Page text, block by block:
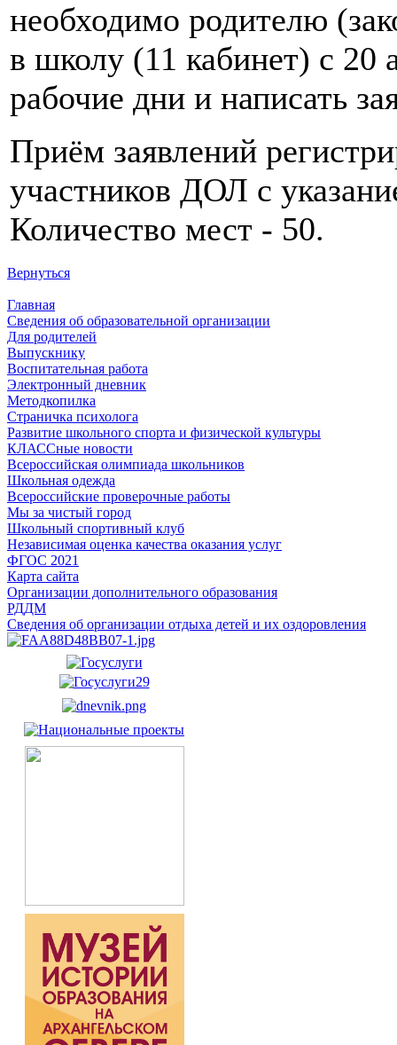
необходимо родителю
в школу (11 кабинет) с 20
рабочие дни и написать
Приём заявлений
участников ДОЛ с
Количество мест - 50.
Вернуться
Главная
Сведения об образовательной организации
Для родителей
Выпускнику
Воспитательная работа
Электронный дневник
Методкопилка
Страничка психолога
Развитие школьного спорта и физической культуры
КЛАССные новости
Всероссийская олимпиада школьников
Школьная одежда
Всероссийские проверочные работы
Мы за чистый город
Школьный спортивный клуб
Независимая оценка качества оказания услуг
ФГОС 2021
Карта сайта
Организации дополнительного образования
РДДМ
Сведения об организации отдыха детей и их оздоровления